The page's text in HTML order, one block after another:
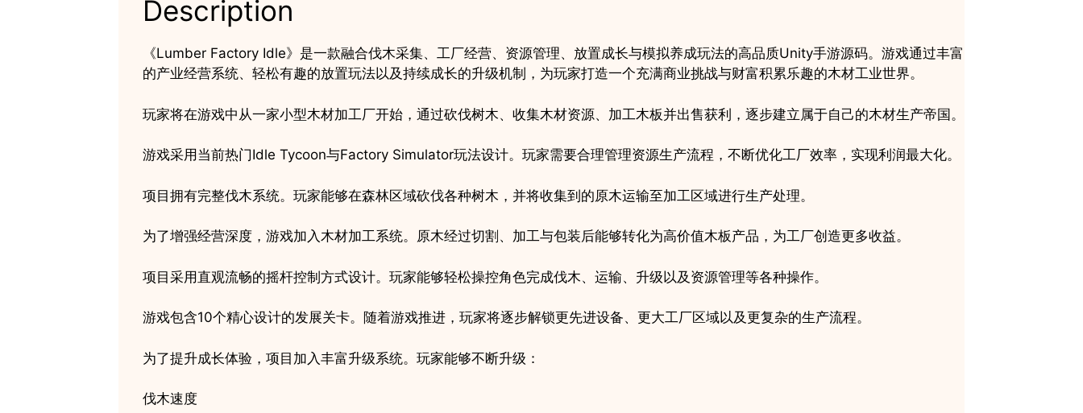
游
项
quantity
Description
《Lumber Factory Idle》是一款融合伐木采集、工厂经营、资源管理、放置成长与模拟养成玩法的高品质Unity手游源码。游戏通过丰富
的产业经营系统、轻松有趣的放置玩法以及持续成长的升级机制，为玩家打造一个充满商业挑战与财富积累乐趣的木材工业世界。
玩家将在游戏中从一家小型木材加工厂开始，通过砍伐树木、收集木材资源、加工木板并出售获利，逐步建立属于自己的木材生产帝国。
游戏采用当前热门Idle Tycoon与Factory Simulator玩法设计。玩家需要合理管理资源生产流程，不断优化工厂效率，实现利润最大化。
项目拥有完整伐木系统。玩家能够在森林区域砍伐各种树木，并将收集到的原木运输至加工区域进行生产处理。
为了增强经营深度，游戏加入木材加工系统。原木经过切割、加工与包装后能够转化为高价值木板产品，为工厂创造更多收益。
项目采用直观流畅的摇杆控制方式设计。玩家能够轻松操控角色完成伐木、运输、升级以及资源管理等各种操作。
游戏包含10个精心设计的发展关卡。随着游戏推进，玩家将逐步解锁更先进设备、更大工厂区域以及更复杂的生产流程。
为了提升成长体验，项目加入丰富升级系统。玩家能够不断升级：
伐木速度